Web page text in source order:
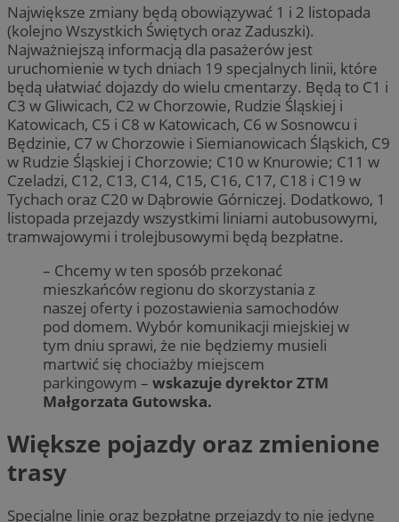
Największe zmiany będą obowiązywać 1 i 2 listopada
(kolejno Wszystkich Świętych oraz Zaduszki).
Najważniejszą informacją dla pasażerów jest
uruchomienie w tych dniach 19 specjalnych linii, które
będą ułatwiać dojazdy do wielu cmentarzy. Będą to C1 i
C3 w Gliwicach, C2 w Chorzowie, Rudzie Śląskiej i
Katowicach, C5 i C8 w Katowicach, C6 w Sosnowcu i
Będzinie, C7 w Chorzowie i Siemianowicach Śląskich, C9
w Rudzie Śląskiej i Chorzowie; C10 w Knurowie; C11 w
Czeladzi, C12, C13, C14, C15, C16, C17, C18 i C19 w
Tychach oraz C20 w Dąbrowie Górniczej. Dodatkowo, 1
listopada przejazdy wszystkimi liniami autobusowymi,
tramwajowymi i trolejbusowymi będą bezpłatne.
– Chcemy w ten sposób przekonać
mieszkańców regionu do skorzystania z
naszej oferty i pozostawienia samochodów
pod domem. Wybór komunikacji miejskiej w
tym dniu sprawi, że nie będziemy musieli
martwić się chociażby miejscem
parkingowym – wskazuje dyrektor ZTM
Małgorzata Gutowska.
Większe pojazdy oraz zmienione
trasy
Specjalne linie oraz bezpłatne przejazdy to nie jedyne